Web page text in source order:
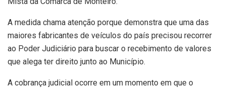
A medida chama atenção porque demonstra que uma das
maiores fabricantes de veículos do país precisou recorrer
ao Poder Judiciário para buscar o recebimento de valores
que alega ter direito junto ao Município.
A cobrança judicial ocorre em um momento em que o